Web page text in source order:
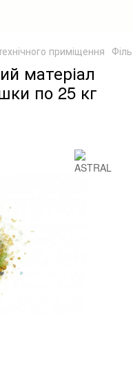
приміщення
матеріал
по 25 кг